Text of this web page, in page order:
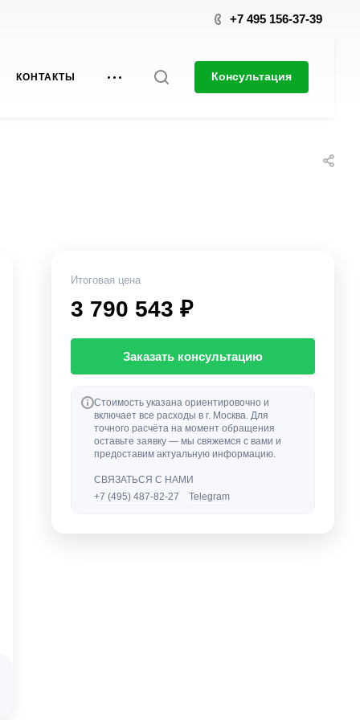
+7 495 156-37-39
КОНТАКТЫ Консультация
Итоговая цена
3 790 543 ₽
Заказать консультацию
Стоимость указана ориентировочно и
включает все расходы в г. Москва. Для
точного расчёта на момент обращения
оставьте заявку — мы свяжемся с вами и
предоставим актуальную информацию.
СВЯЗАТЬСЯ С НАМИ
+7 (495) 487-82-27
Telegram